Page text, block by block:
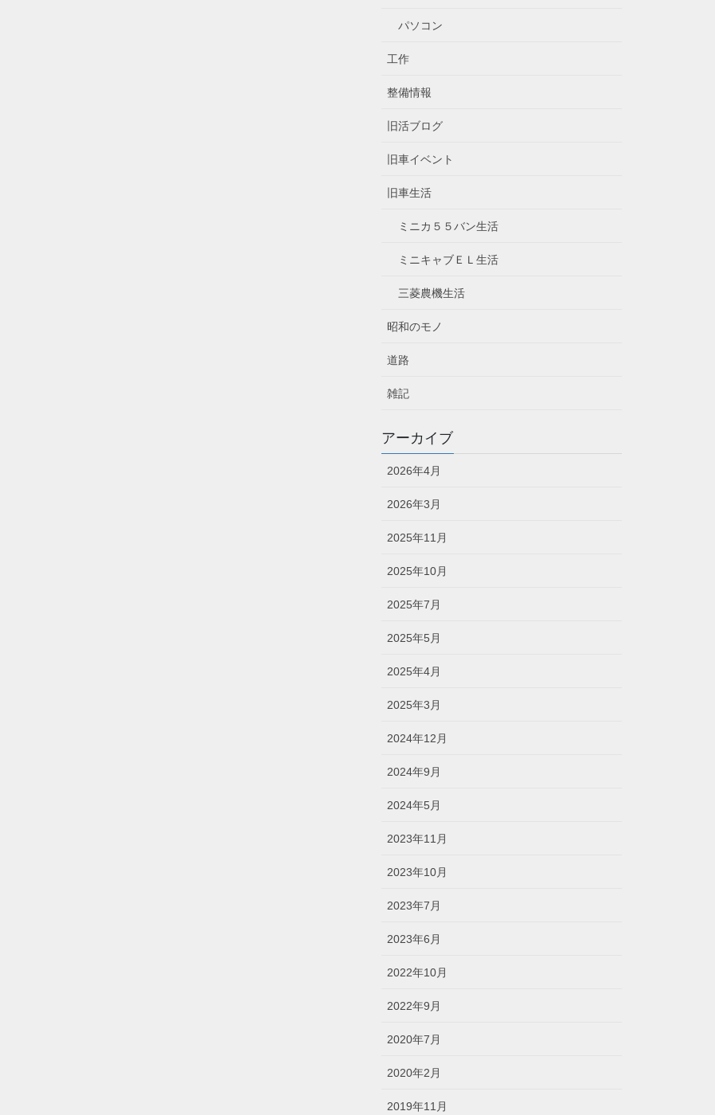
パソコン
工作
整備情報
旧活ブログ
旧車イベント
旧車生活
ミニカ５５バン生活
ミニキャブＥＬ生活
三菱農機生活
昭和のモノ
道路
雑記
アーカイブ
2026年4月
2026年3月
2025年11月
2025年10月
2025年7月
2025年5月
2025年4月
2025年3月
2024年12月
2024年9月
2024年5月
2023年11月
2023年10月
2023年7月
2023年6月
2022年10月
2022年9月
2020年7月
2020年2月
2019年11月